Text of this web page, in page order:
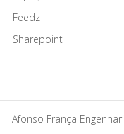
Feedz
Sharepoint
Afonso França